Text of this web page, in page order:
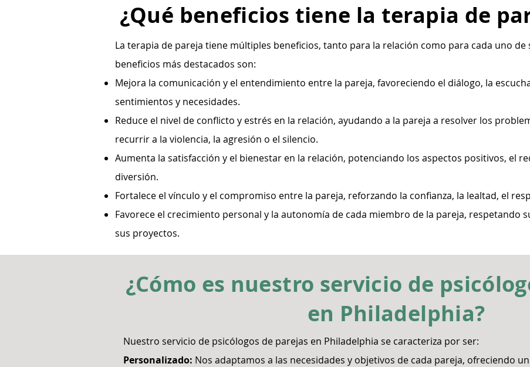
¿Qué beneficios tiene la terapia de
La terapia de pareja tiene múltiples beneficios, tanto para la relación como para cada uno de
beneficios más destacados son:
Mejora la comunicación y el entendimiento entre la pareja, favoreciendo el diálogo, la
sentimientos y necesidades.
Reduce el nivel de conflicto y estrés en la relación, ayudando a la pareja a resolver los
recurrir a la violencia, la agresión o el silencio.
Aumenta la satisfacción y el bienestar en la relación, potenciando los aspectos positivos, el
diversión.
Fortalece el vínculo y el compromiso entre la pareja, reforzando la confianza, la lealtad, el
Favorece el crecimiento personal y la autonomía de cada miembro de la pareja, respetando
sus proyectos.
¿Cómo es nuestro servicio de
en Philadelphia?
Nuestro servicio de psicólogos de parejas en Philadelphia se caracteriza por ser:
Personalizado: Nos adaptamos a las necesidades y objetivos de cada pareja, ofreciendo